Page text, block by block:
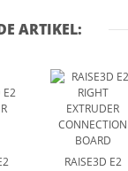
ARTIKEL:
RAISE3D E2